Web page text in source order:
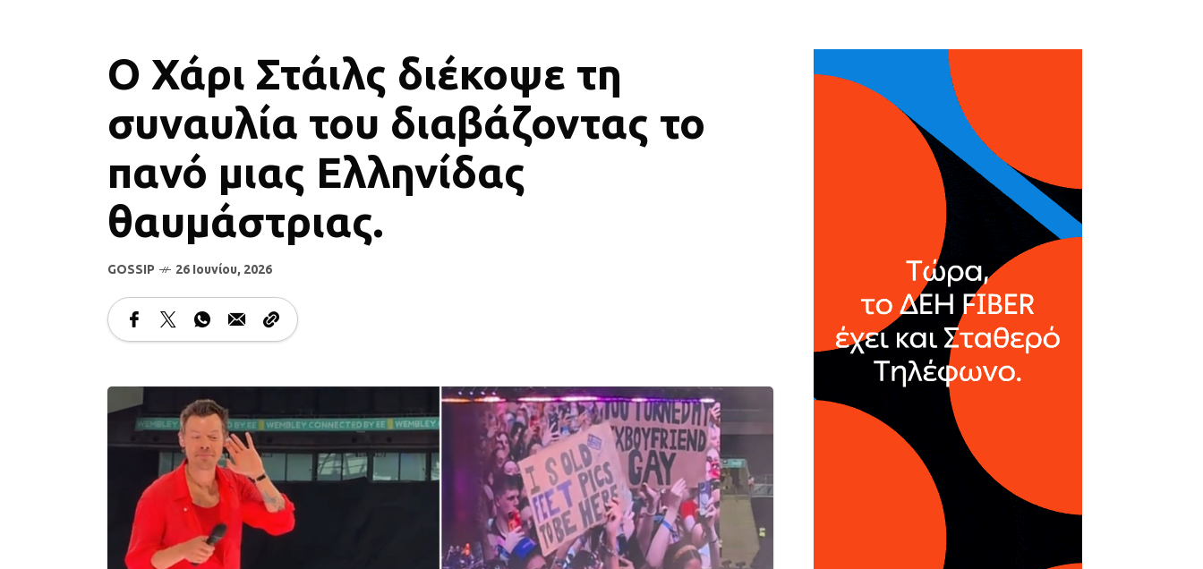
Ο Χάρι Στάιλς διέκοψε τη
συναυλία του διαβάζοντας το
πανό μιας Ελληνίδας
θαυμάστριας.
GOSSIP 26 Ιουνίου, 2026